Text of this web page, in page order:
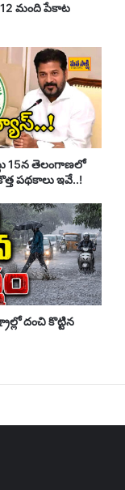
12 మంది పేకాట
15న తెలంగాణలో
పథకాలు ఇవే..!
దంచి కొట్టిన